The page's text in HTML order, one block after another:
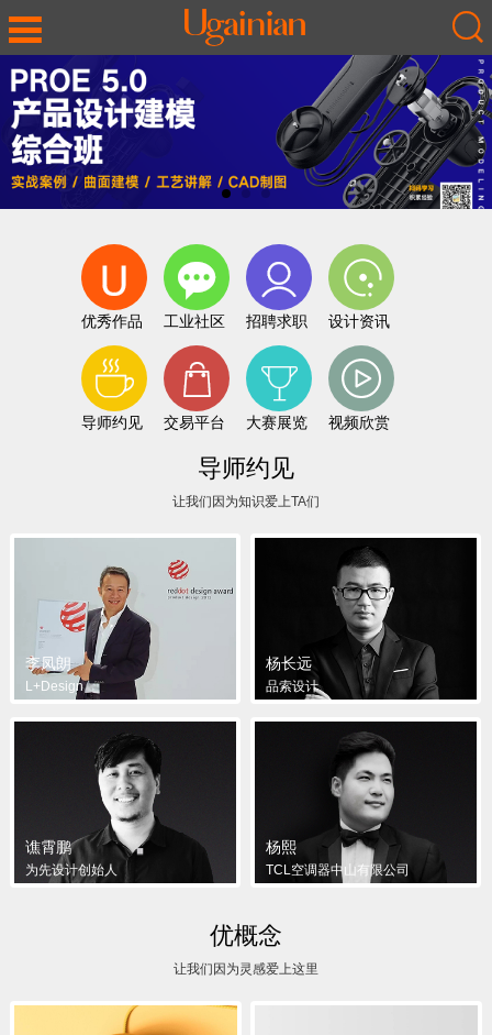
优秀作品 工业社区 招聘求职 设计资讯
导师约见 交易平台 大赛展览 视频欣赏
导师约见
让我们因为知识爱上TA们
李凤朗
L+Design
杨长远
品索设计
谯霄鹏
为先设计创始人
杨熙
TCL空调器中山有限公司
优概念
让我们因为灵感爱上这里